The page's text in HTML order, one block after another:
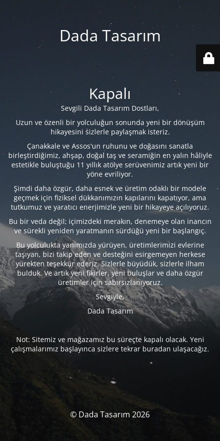
Dada Tasarım
Kapalı
Sevgili Dada Tasarım Dostları,
Uzun ve özenli bir yolculuğun sonunda yeni bir dönüşüm
hikayesini sizlerle paylaşmak isteriz.
Çanakkale ve Assos'un ruhunu ve doğasını sanatla
birleştirdiğimiz, ahşap, doğal taş ve seramiğin en yalın hâliyle
estetikle buluştuğu 11 yıllık atölye serüvenimiz artık yeni bir
yöne evriliyor.
Şimdi daha özgür, daha esnek ve üretim odaklı bir modele
geçmek için fiziksel dükkanımızın kapılarını kapatıyor, ama
tutkumuz ve yaratıcı enerjimizle yeni bir hikayeye açılıyoruz.
Bu bir veda değil; içimizdeki merakın, denemeye olan inancın
ve sürekli yeniden yaratmanın sürdüğü yeni bir başlangıç.
Bu yolculukta yanımızda yürüyen, üretimlerimizi evlerine
taşıyan, bizi takip eden ve desteğini esirgemeyen herkese
yürekten teşekkür ederiz. Sizlerle büyüdük, sizlerle ilham
bulduk. Ve artık yeni fikirler, yeni buluşlar ve daha özgür
üretimler için sabırsızlanıyoruz.
Sevgiyle,
Dada Tasarım
Not: Sitemiz ve mağazamız bu süreçte kapalı olacak. Yeni
çalışmalarımız başlayınca sizlere tekrar buradan ulaşacağız.
© Dada Tasarım 2026